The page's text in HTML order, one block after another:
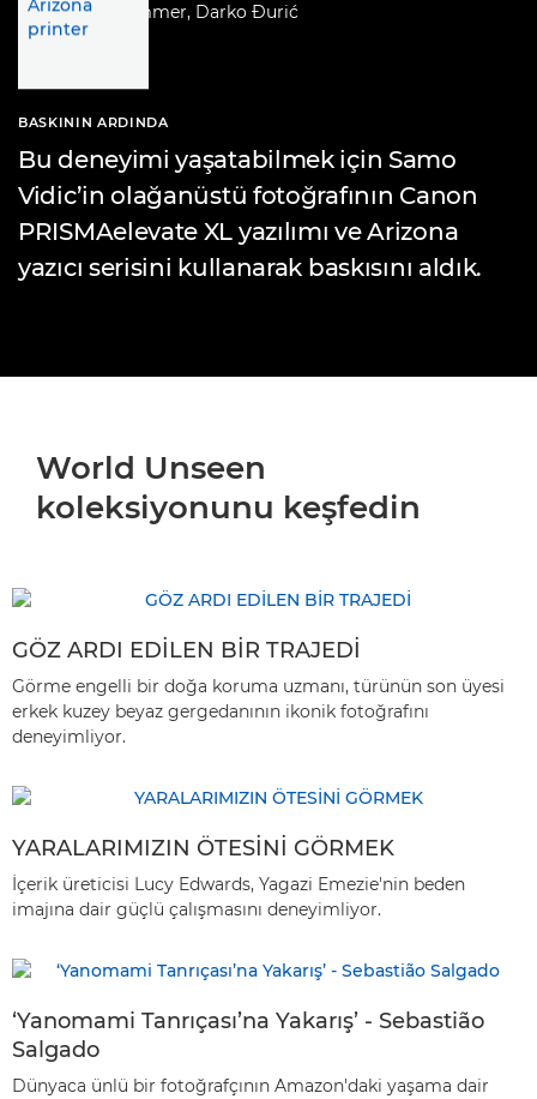
BASKININ ARDINDA
Bu deneyimi yaşatabilmek için Samo
Vidic’in olağanüstü fotoğrafının Canon
PRISMAelevate XL yazılımı ve Arizona
yazıcı serisini kullanarak baskısını aldık.
World Unseen
koleksiyonunu keşfedin
GÖZ ARDI EDİLEN BİR TRAJEDİ
Görme engelli bir doğa koruma uzmanı, türünün son üyesi
erkek kuzey beyaz gergedanının ikonik fotoğrafını
deneyimliyor.
YARALARIMIZIN ÖTESİNİ GÖRMEK
İçerik üreticisi Lucy Edwards, Yagazi Emezie'nin beden
imajına dair güçlü çalışmasını deneyimliyor.
‘Yanomami Tanrıçası’na Yakarış’ - Sebastião
Salgado
Dünyaca ünlü bir fotoğrafçının Amazon'daki yaşama dair